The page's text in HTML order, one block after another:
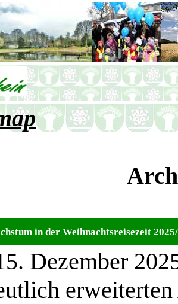
in der Weihnachtsreisezeit
Dezember